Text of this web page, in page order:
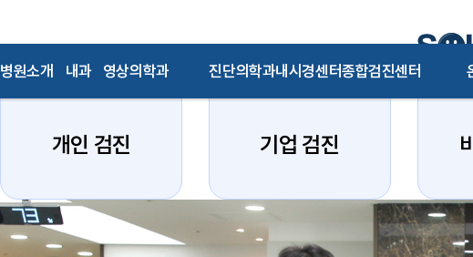
병원소개 내과 영상의학과 진단의학과내시경센터종합검진센터
개인 검진 기업 검진